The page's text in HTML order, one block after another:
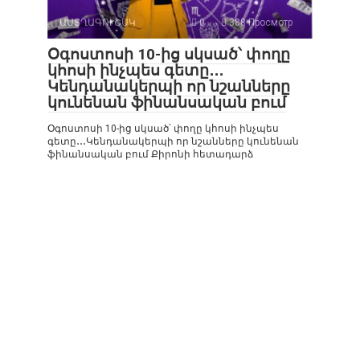
ԱՍՏՂԱԳՈՒՇԱԿ 0 388 Просмотр
Օգոստոսի 10-ից սկսած՝ փողը
կհոսի ինչպես գետը․․․
Կենդանակերպի որ նշանները
կունենան ֆինանսական բում
Օգոստոսի 10-ից սկսած՝ փողը կհոսի ինչպես
գետը․․․Կենդանակերպի որ նշանները կունենան
ֆինանսական բում Քիրոնի հետադարձ